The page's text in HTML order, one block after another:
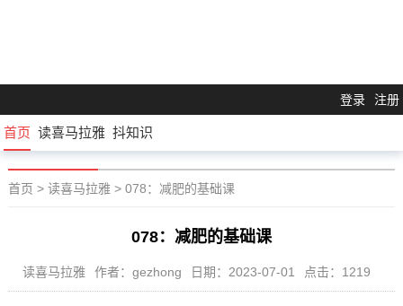
登录 注册
首页 读喜马拉雅 抖知识
首页 > 读喜马拉雅> 078：减肥的基础课
078：减肥的基础课
读喜马拉雅 作者：gezhong 日期：2023-07-01 点击：1219